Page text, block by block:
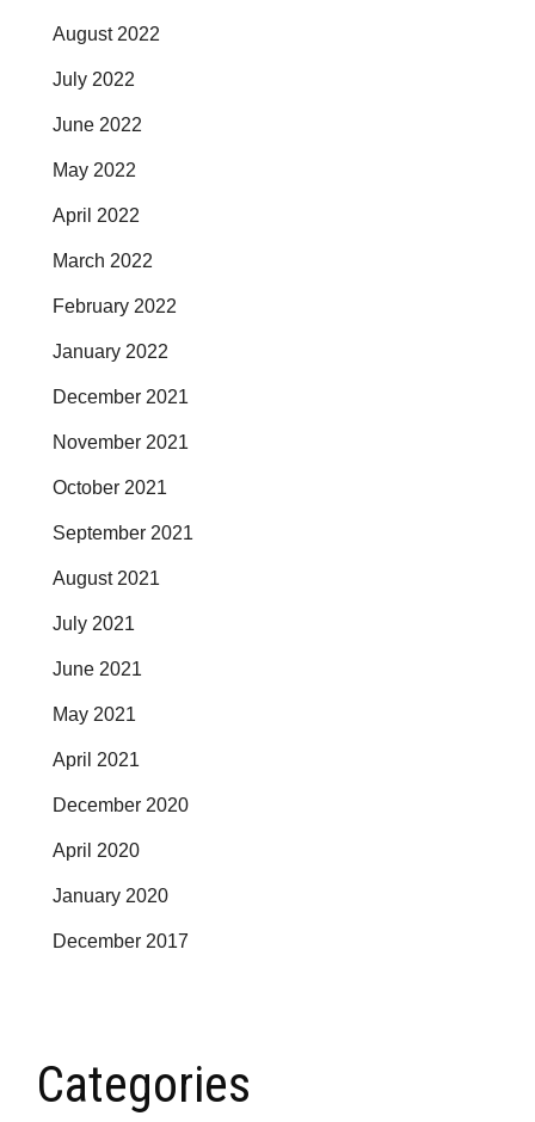
August 2022
July 2022
June 2022
May 2022
April 2022
March 2022
February 2022
January 2022
December 2021
November 2021
October 2021
September 2021
August 2021
July 2021
June 2021
May 2021
April 2021
December 2020
April 2020
January 2020
December 2017
Categories